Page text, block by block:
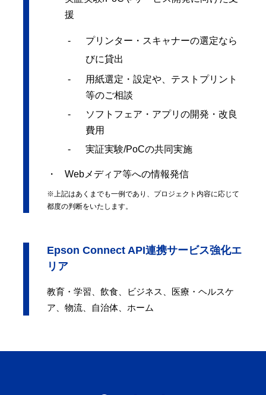
援
プリンター・スキャナーの選定なら
びに貸出
用紙選定・設定や、テストプリント
等のご相談
ソフトフェア・アプリの開発・改良
費用
実証実験/PoCの共同実施
Webメディア等への情報発信
※上記はあくまでも一例であり、プロジェクト内容に応じて
都度の判断をいたします。
Epson Connect API連携サービス強化エ
リア
教育・学習、飲食、ビジネス、医療・ヘルスケ
ア、物流、自治体、ホーム